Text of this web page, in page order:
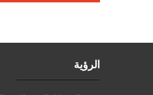
الرؤية